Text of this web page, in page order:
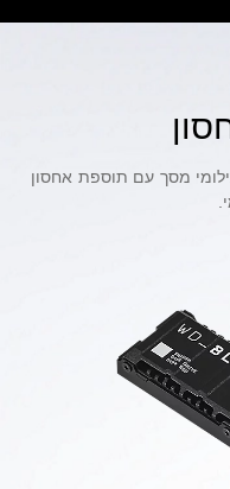
מסך עם תוספת אחסון